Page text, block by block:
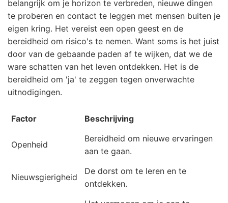
belangrijk om je horizon te verbreden, nieuwe dingen
te proberen en contact te leggen met mensen buiten je
eigen kring. Het vereist een open geest en de
bereidheid om risico's te nemen. Want soms is het juist
door van de gebaande paden af te wijken, dat we de
ware schatten van het leven ontdekken. Het is de
bereidheid om 'ja' te zeggen tegen onverwachte
uitnodigingen.
Factor Beschrijving
Openheid
Bereidheid om nieuwe ervaringen
aan te gaan.
Nieuwsgierigheid
De dorst om te leren en te
ontdekken.